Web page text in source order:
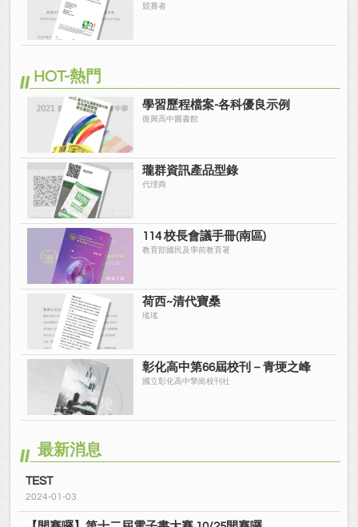
競賽者
HOT-熱門
學習歷程檔案-各科優良示例
復興高中圖書館
瓏群資訊產品型錄
代理商
114 校長會議手冊(南區)
教育部國民及學前教育署
荷西~清代寶桑
瑤瑤
彰化高中第66屆校刊－青埂之峰
國立彰化高中擎崗校刊社
最新消息
TEST
2024-01-03